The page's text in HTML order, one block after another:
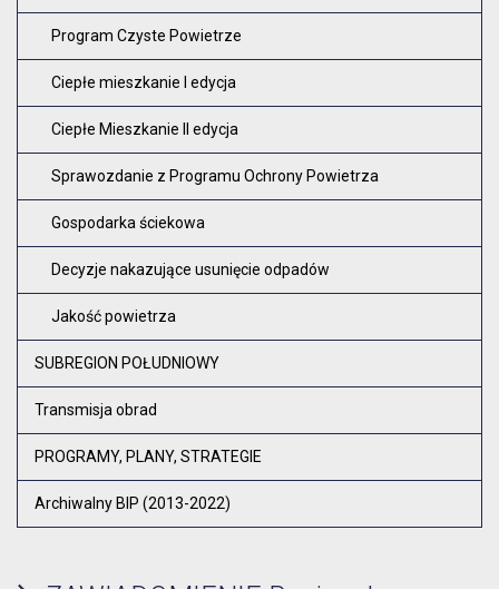
Program Czyste Powietrze
Ciepłe mieszkanie I edycja
Ciepłe Mieszkanie II edycja
Sprawozdanie z Programu Ochrony Powietrza
Gospodarka ściekowa
Decyzje nakazujące usunięcie odpadów
Jakość powietrza
SUBREGION POŁUDNIOWY
Transmisja obrad
PROGRAMY, PLANY, STRATEGIE
Archiwalny BIP (2013-2022)